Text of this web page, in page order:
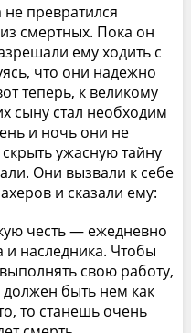
превратился
смертных. Пока он
ему ходить с
что они надежно
теперь, к великому
сыну стал необходим
и ночь они не
ужасную тайну
Они вызвали к себе
и сказали ему:
честь — ежедневно
и наследника. Чтобы
свою работу,
быть нем как
то станешь очень